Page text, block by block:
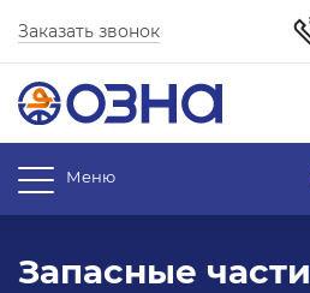
Заказать звонок
Меню
Запасные части